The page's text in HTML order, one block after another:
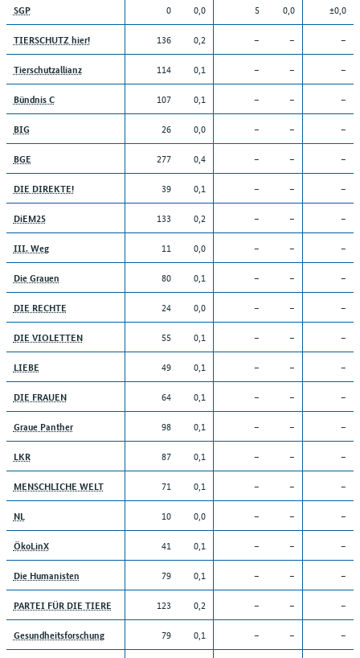
SGP 0 0,0 5 0,0 ±0,0
TIERSCHUTZ hier! 136 0,2 – – –
Tierschutzallianz 114 0,1 – – –
Bündnis C 107 0,1 – – –
BIG 26 0,0 – – –
BGE 277 0,4 – – –
DIE DIREKTE! 39 0,1 – – –
DiEM25 133 0,2 – – –
III. Weg 11 0,0 – – –
Die Grauen 80 0,1 – – –
DIE RECHTE 24 0,0 – – –
DIE VIOLETTEN 55 0,1 – – –
LIEBE 49 0,1 – – –
DIE FRAUEN 64 0,1 – – –
Graue Panther 98 0,1 – – –
LKR 87 0,1 – – –
MENSCHLICHE WELT 71 0,1 – – –
NL 10 0,0 – – –
ÖkoLinX 41 0,1 – – –
Die Humanisten 79 0,1 – – –
PARTEI FÜR DIE TIERE 123 0,2 – – –
Gesundheitsforschung 79 0,1 – – –